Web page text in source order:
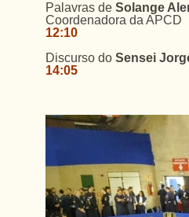
Palavras deSolange
Coordenadora da APCD
12:10
Discurso doSensei
14:05